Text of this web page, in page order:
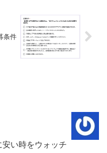
募条件
い時をウォッチ